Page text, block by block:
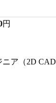
円
ア（2D